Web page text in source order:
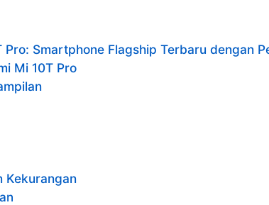
Pro: Smartphone Flagship Terbaru dengan
Mi 10T Pro
Kekurangan